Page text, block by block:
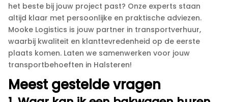
het beste bij jouw project past? Onze experts staan
altijd klaar met persoonlijke en praktische adviezen.​
Mooke Logistics is jouw partner in transportverhuur,
waarbij kwaliteit en klanttevredenheid op de eerste
plaats komen.​ Laten we samenwerken voor jouw
transportbehoeften in Halsteren!
Meest gestelde vragen